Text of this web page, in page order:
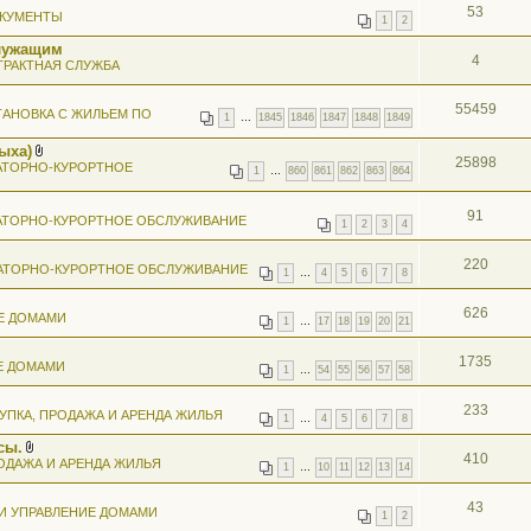
1 2 53
СЛУЖБА 4
1 1845 1846 1847 1848 1849
С ЖИЛЬЕМ ПО
55459
В
о
е
я
1 860 861 862 863 864
КУРОРТНОЕ
25898
1 2 3 4
КУРОРТНОЕ ОБСЛУЖИВАНИЕ 91
1 4 5 6 7 8
КУРОРТНОЕ ОБСЛУЖИВАНИЕ 220
1 17 18 19 20 21
ДОМАМИ 626
1 54 55 56 57 58
ДОМАМИ 1735
1 4 5 6 7 8
ПРОДАЖА И АРЕНДА ЖИЛЬЯ 233
В
о
е
1 10 11 12 13 14
И АРЕНДА ЖИЛЬЯ 410
1 2
УПРАВЛЕНИЕ ДОМАМИ 43